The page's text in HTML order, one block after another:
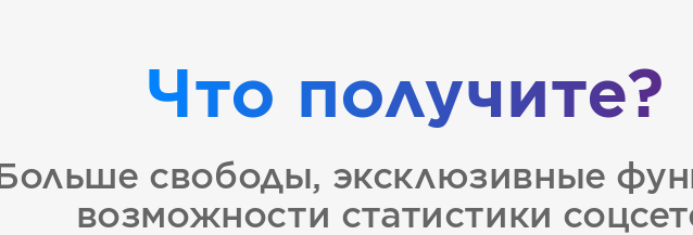
Что получите?
Больше свободы, эксклюзивные
возможности статистики